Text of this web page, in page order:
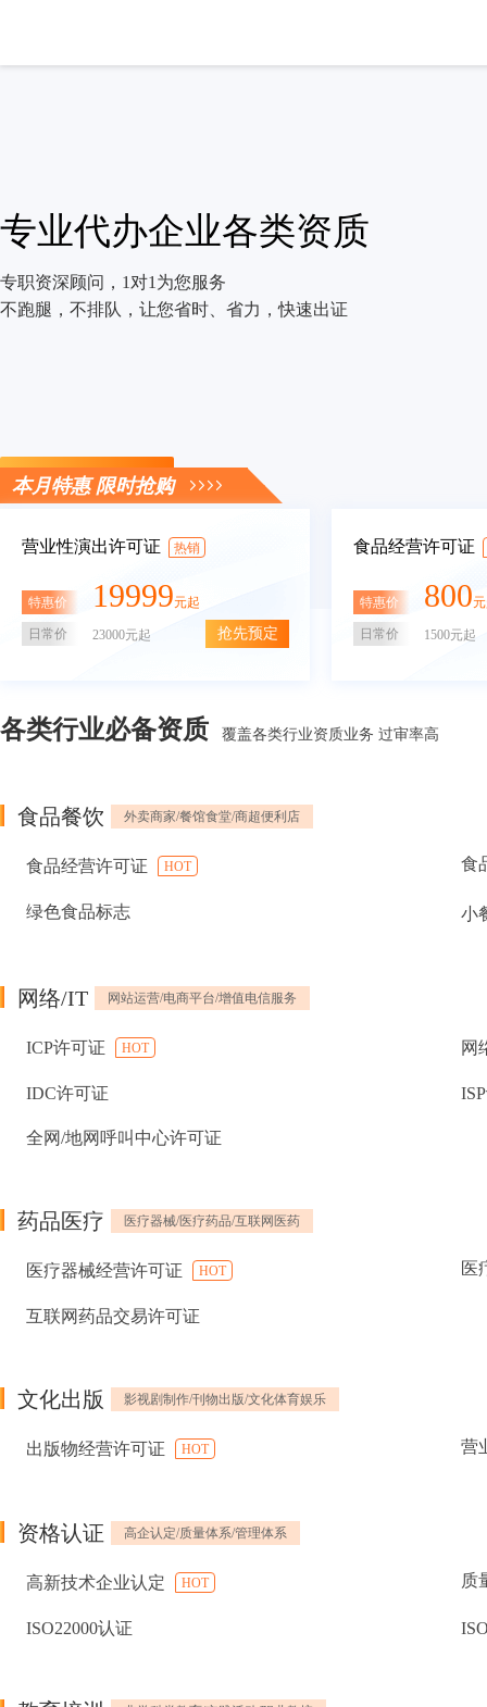
专业代办企业各类资质
专职资深顾问，1对1为您服务
不跑腿，不排队，让您省时、省力，快速出证
立即咨询
本月特惠 限时抢购
营业性演出许可证 热销
特惠价 19999元起
日常价 23000元起 抢先预定
食品经营许可证
特惠价 800
日常价 1500元起
各类行业必备资质 覆盖各类行业资质业务 过审率高
食品餐饮 外卖商家/餐馆食堂/商超便利店
食品经营许可证 HOT 食
绿色食品标志 小
网络/IT 网站运营/电商平台/增值电信服务
ICP许可证 HOT 网
IDC许可证
全网/地网呼叫中心许可证
药品医疗 医疗器械/医疗药品/互联网医药
医疗器械经营许可证 HOT 医
互联网药品交易许可证
文化出版 影视剧制作/刊物出版/文化体育娱乐
出版物经营许可证 HOT 营
资格认证 高企认定/质量体系/管理体系
高新技术企业认定 HOT 质
ISO22000认证